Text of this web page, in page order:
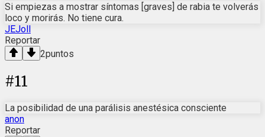
Si empiezas a mostrar síntomas [graves] de rabia te volverás
loco y morirás. No tiene cura.
JEJoll
Reportar
2puntos
#11
La posibilidad de una parálisis anestésica consciente
anon
Reportar